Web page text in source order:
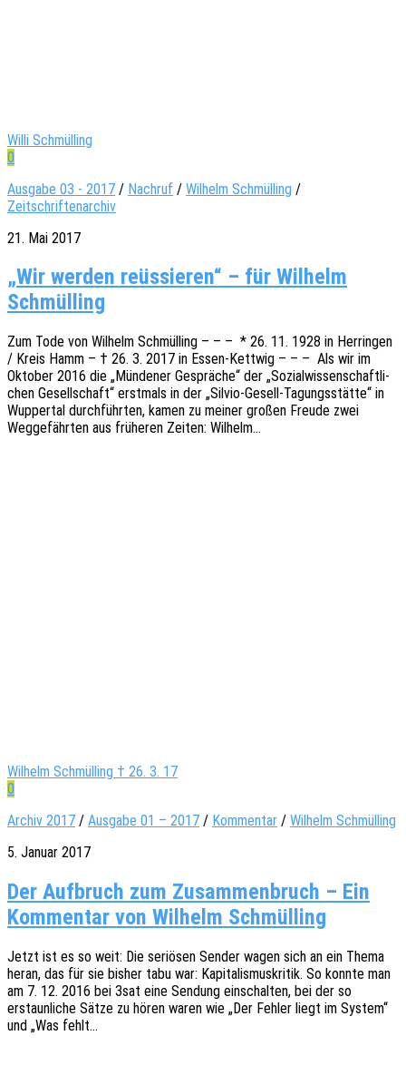
Willi Schmülling
0
Ausgabe 03 - 2017 / Nachruf / Wilhelm Schmülling /
Zeitschriftenarchiv
21. Mai 2017
„Wir werden reüssieren“ – für Wilhelm
Schmülling
Zum Tode von Wilhelm Schmül­l­ing – – – * 26. 11. 1928 in Herrin­gen
/ Kreis Hamm – † 26. 3. 2017 in Essen-Kett­wig – – – Als wir im
Okto­ber 2016 die „Münde­ner Gesprä­che“ der „Sozi­al­wis­sen­schaft­li­
chen Gesell­schaft“ erst­mals in der „Silvio-Gesell-Tagungs­­­stä­t­­te“ in
Wupper­tal durch­führ­ten, kamen zu meiner großen Freude zwei
Wegge­fähr­ten aus frühe­ren Zeiten: Wilhelm…
Wilhelm Schmülling † 26. 3. 17
0
Archiv 2017 / Ausgabe 01 – 2017 / Kommentar / Wilhelm Schmülling
5. Januar 2017
Der Aufbruch zum Zusammenbruch – Ein
Kommentar von Wilhelm Schmülling
Jetzt ist es so weit: Die seriö­sen Sender wagen sich an ein Thema
heran, das für sie bisher tabu war: Kapi­ta­lis­mus­kri­tik. So konnte man
am 7. 12. 2016 bei 3sat eine Sendung einschal­ten, bei der so
erstaun­li­che Sätze zu hören waren wie „Der Fehler liegt im System“
und „Was fehlt…